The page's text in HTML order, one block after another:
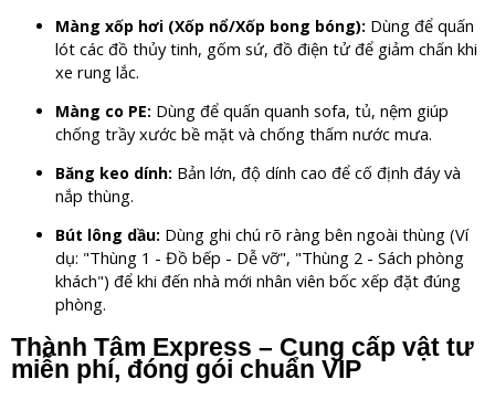
Màng xốp hơi (Xốp nổ/Xốp bong bóng): Dùng để quấn
lót các đồ thủy tinh, gốm sứ, đồ điện tử để giảm chấn khi
xe rung lắc.
Màng co PE: Dùng để quấn quanh sofa, tủ, nệm giúp
chống trầy xước bề mặt và chống thấm nước mưa.
Băng keo dính: Bản lớn, độ dính cao để cố định đáy và
nắp thùng.
Bút lông dầu: Dùng ghi chú rõ ràng bên ngoài thùng (Ví
dụ: "Thùng 1 - Đồ bếp - Dễ vỡ", "Thùng 2 - Sách phòng
khách") để khi đến nhà mới nhân viên bốc xếp đặt đúng
phòng.
Thành Tâm Express – Cung cấp vật tư
miễn phí, đóng gói chuẩn VIP